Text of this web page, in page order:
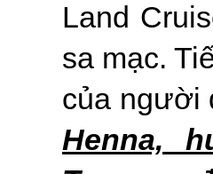
Land
sa mạc.
của người
Henna,